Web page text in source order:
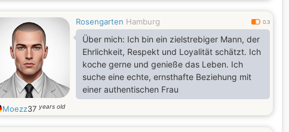
Rosengarten Hamburg 0.3
Über mich: Ich bin ein zielstrebiger Mann, der
Ehrlichkeit, Respekt und Loyalität schätzt. Ich
koche gerne und genieße das Leben. Ich
suche eine echte, ernsthafte Beziehung mit
einer authentischen Frau
Moezz37 years old